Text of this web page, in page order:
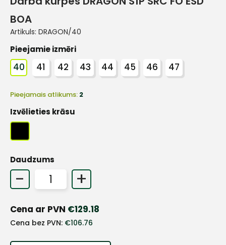
BOA
Artikuls: DRAGON/40
Pieejamie izmēri
40 41 42 43 44 45 46 47
Pieejamais atlikums: 2
Izvēlieties krāsu
Daudzums
- +
Cena ar PVN €129.18
Cena bez PVN: €106.76
+